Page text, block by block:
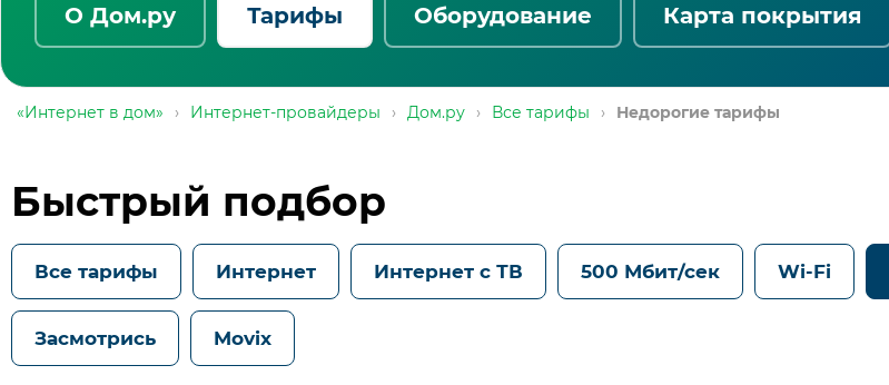
О Дом.ру Тарифы Оборудование Карта покрытия
«Интернет в дом» › Интернет-провайдеры › Дом.ру › Все тарифы › Недорогие тарифы
Быстрый подбор
Все тарифы Интернет Интернет с ТВ 500 Мбит/сек Wi-Fi
Засмотрись Movix